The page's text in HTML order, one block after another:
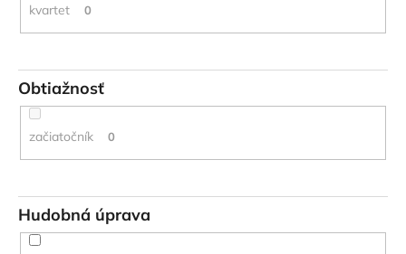
kvartet 0
Obtiažnosť
začiatočník 0
Hudobná úprava